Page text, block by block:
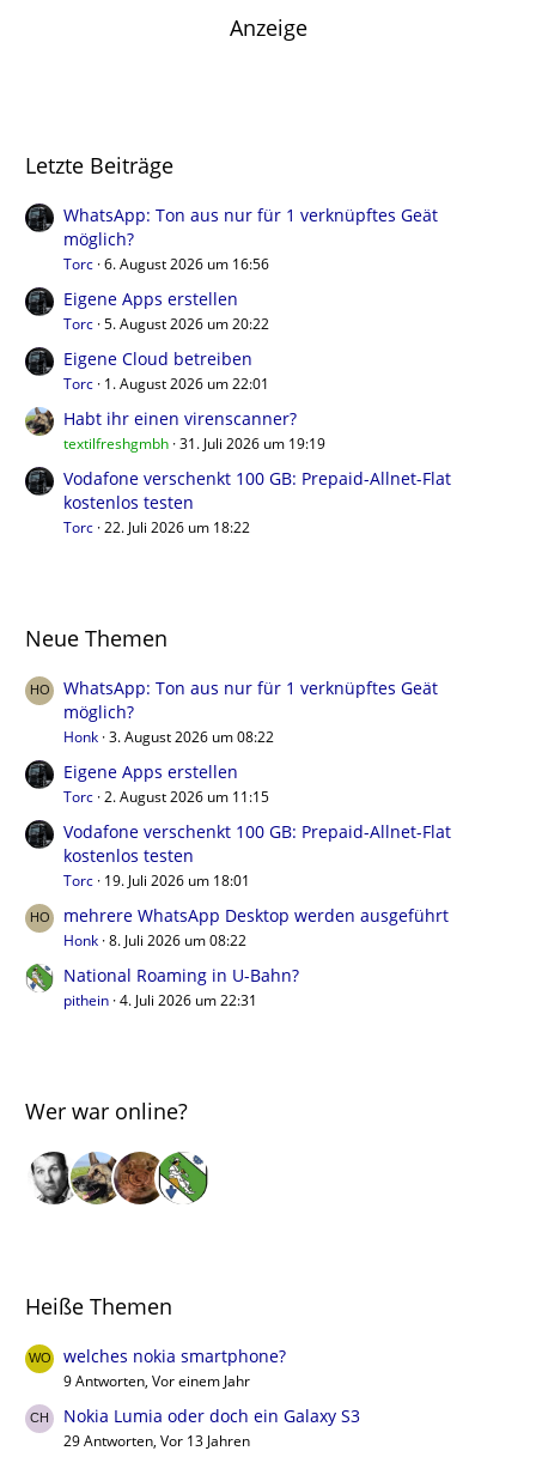
Anzeige
Letzte Beiträge
WhatsApp: Ton aus nur für 1 verknüpftes Geät
möglich?
Torc 6. August 2026 um 16:56
Eigene Apps erstellen
Torc 5. August 2026 um 20:22
Eigene Cloud betreiben
Torc 1. August 2026 um 22:01
Habt ihr einen virenscanner?
textilfreshgmbh 31. Juli 2026 um 19:19
Vodafone verschenkt 100 GB: Prepaid-Allnet-Flat
kostenlos testen
Torc 22. Juli 2026 um 18:22
Neue Themen
WhatsApp: Ton aus nur für 1 verknüpftes Geät
möglich?
Honk 3. August 2026 um 08:22
Eigene Apps erstellen
Torc 2. August 2026 um 11:15
Vodafone verschenkt 100 GB: Prepaid-Allnet-Flat
kostenlos testen
Torc 19. Juli 2026 um 18:01
mehrere WhatsApp Desktop werden ausgeführt
Honk 8. Juli 2026 um 08:22
National Roaming in U-Bahn?
pithein 4. Juli 2026 um 22:31
Wer war online?
Heiße Themen
welches nokia smartphone?
9 Antworten, Vor einem Jahr
Nokia Lumia oder doch ein Galaxy S3
29 Antworten, Vor 13 Jahren